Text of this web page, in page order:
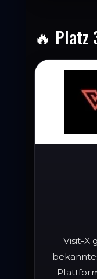
🔥 Platz
Visit-X